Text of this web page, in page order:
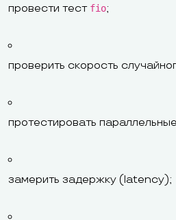
провести тест fio;
проверить скорость
протестировать
замерить задержку (latency);